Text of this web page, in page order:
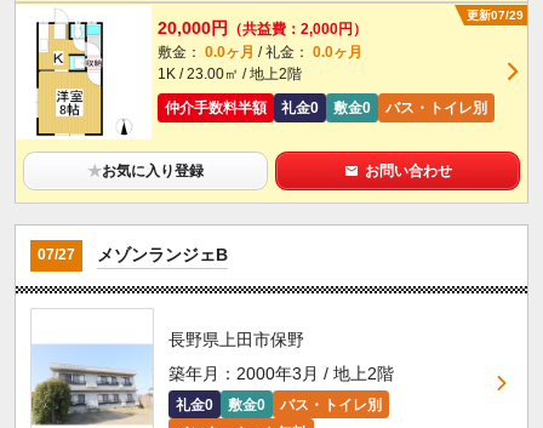
更新07/29
20,000円
（共益費：2,000円）
敷金： 0.0ヶ月 / 礼金： 0.0ヶ月
1K / 23.00㎡ / 地上2階
仲介手数料半額
礼金0 敷金0 バス・トイレ別
★お気に入り登録 お問い合わせ
07/27 メゾンランジェB
長野県上田市保野
築年月：2000年3月 / 地上2階
礼金0 敷金0
バス・トイレ別